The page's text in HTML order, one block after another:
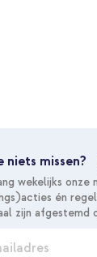
Plus - Light
niets missen?
wekelijks onze
én
zijn afgestemd